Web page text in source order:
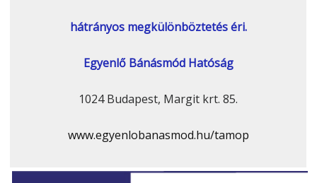
hátrányos megkülönböztetés éri.
Egyenlő Bánásmód Hatóság
1024 Budapest, Margit krt. 85.
www.egyenlobanasmod.hu/tamop